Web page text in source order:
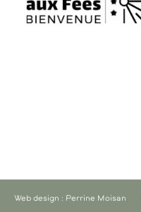
Web design : Perrine Moisan